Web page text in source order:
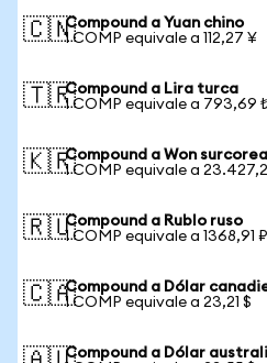
🇨🇳Compound a Yuan chino
1 COMP equivale a 112,27 ¥
🇹🇷Compound a Lira turca
1 COMP equivale a 793,69
🇰🇷Compound a Won
1 COMP equivale a
🇷🇺Compound a Rublo ruso
1 COMP equivale a 1368,91 ₽
🇨🇦Compound a Dólar
1 COMP equivale a 23,21 $
Compound a Dólar